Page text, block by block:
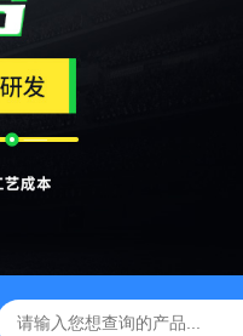
真空腔体 KT-